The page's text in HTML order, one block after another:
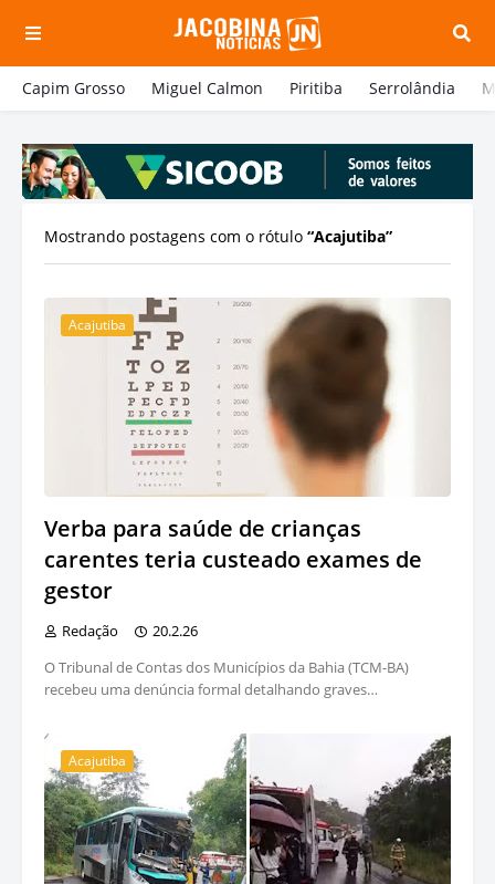
Capim Grosso Miguel Calmon Piritiba Serrolândia
Mostrando postagens com o rótulo Acajutiba
Acajutiba
Verba para saúde de crianças
carentes teria custeado exames de
gestor
Redação
20.2.26
O Tribunal de Contas dos Municípios da Bahia (TCM-BA)
recebeu uma denúncia formal detalhando graves…
Acajutiba